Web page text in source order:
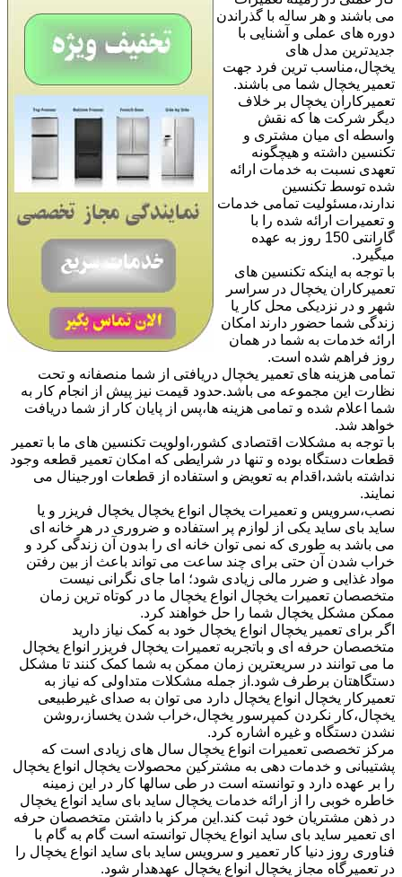
می باشند و هر ساله با گذراندن
دوره های عملی و آشنایی با
جدیدترین مدل های
یخچال،مناسب ترین فرد جهت
تعمیر یخچال شما می باشند.
تعمیرکاران یخچال بر خلاف
دیگر شرکت ها که نقش
واسطه ای میان مشتری و
تکنسین داشته و هیچگونه
تعهدی نسبت به خدمات ارائه
شده توسط تکنسین
ندارند،مسئولیت تمامی خدمات
و تعمیرات ارائه شده را با
گارانتی 150 روز به عهده
میگیرد.
با توجه به اینکه تکنسین های
تعمیرکاران یخچال در سراسر
شهر و در نزدیکی محل کار یا
زندگی شما حضور دارند امکان
ارائه خدمات به شما در همان
روز فراهم شده است.
تمامی هزینه های تعمیر یخچال دریافتی از شما منصفانه و تحت
نظارت این مجموعه می باشد.حدود قیمت نیز پیش از انجام کار به
شما اعلام شده و تمامی هزینه ها،پس از پایان کار از شما دریافت
خواهد شد.
با توجه به مشکلات اقتصادی کشور،اولویت تکنسین های ما با تعمیر
قطعات دستگاه بوده و تنها در شرایطی که امکان تعمیر قطعه وجود
نداشته باشد،اقدام به تعویض و استفاده از قطعات اورجینال می
نمایند.
نصب،سرویس و تعمیرات یخچال انواع یخچال یخچال فریزر و یا
ساید بای ساید یکی از لوازم پر استفاده و ضروری در هر خانه ای
می باشد به طوری که نمی توان خانه ای را بدون آن زندگی کرد و
خراب شدن آن حتی برای چند ساعت می تواند باعث از بین رفتن
مواد غذایی و ضرر مالی زیادی شود؛ اما جای نگرانی نیست
متخصصان تعمیرات یخچال انواع یخچال ما در کوتاه ترین زمان
ممکن مشکل یخچال شما را حل خواهند کرد.
اگر برای تعمیر یخچال انواع یخچال خود به کمک نیاز دارید
متخصصان حرفه ای و باتجربه تعمیرات یخچال فریزر انواع یخچال
ما می توانند در سریعترین زمان ممکن به شما کمک کنند تا مشکل
دستگاهتان برطرف شود.از جمله مشکلات متداولی که نیاز به
تعمیرکار یخچال انواع یخچال دارد می توان به صدای غیرطبیعی
یخچال،کار نکردن کمپرسور یخچال،خراب شدن یخساز،روشن
نشدن دستگاه و غیره اشاره کرد.
مرکز تخصصی تعمیرات انواع یخچال سال های زیادی است که
پشتیبانی و خدمات دهی به مشترکین محصولات یخچال انواع یخچال
را بر عهده دارد و توانسته است در طی سالها کار در این زمینه
خاطره خوبی را از ارائه خدمات یخچال ساید بای ساید انواع یخچال
در ذهن مشتریان خود ثبت کند.این مرکز با داشتن متخصصان حرفه
ای تعمیر ساید بای ساید انواع یخچال توانسته است گام به گام با
فناوری روز دنیا کار تعمیر و سرویس ساید بای ساید انواع یخچال را
در تعمیرگاه مجاز یخچال انواع یخچال عهدهدار شود.